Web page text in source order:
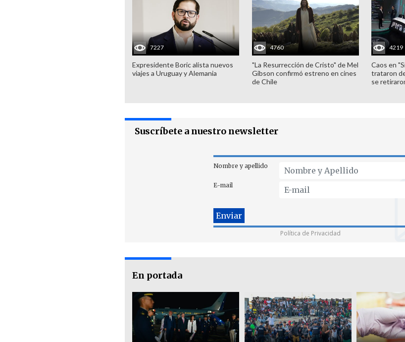
7227
Expresidente Boric alista nuevos
viajes a Uruguay y Alemania
4760
"La Resurrección de Cristo" de Mel
Gibson confirmó estreno en cines
de Chile
4219
Caos en
trataron
se
Suscríbete a nuestro newsletter
Nombre y apellido
E-mail
Política de Privacidad
En portada